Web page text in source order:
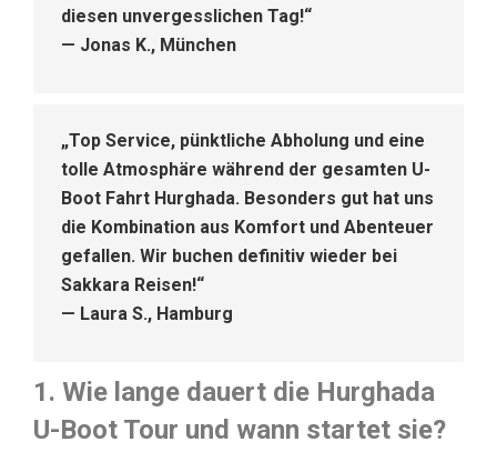
diesen unvergesslichen Tag!“
— Jonas K., München
„Top Service, pünktliche Abholung und eine
tolle Atmosphäre während der gesamten U-
Boot Fahrt Hurghada. Besonders gut hat uns
die Kombination aus Komfort und Abenteuer
gefallen. Wir buchen definitiv wieder bei
Sakkara Reisen!“
— Laura S., Hamburg
1. Wie lange dauert die Hurghada
U-Boot Tour und wann startet sie?